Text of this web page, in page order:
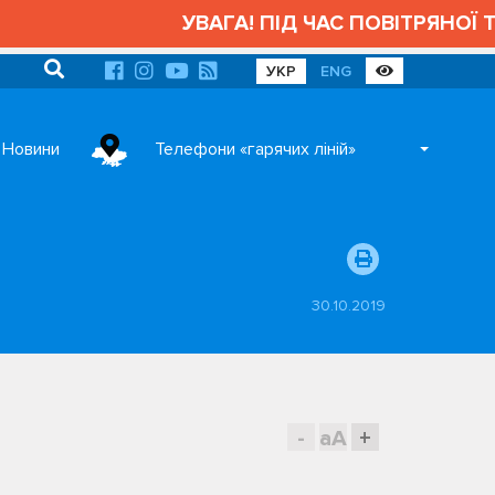
УВАГА! ПІД ЧАС ПОВІТРЯНОЇ
УКР ENG
Новини Телефони «гарячих ліній»
30.10.2019
- aA +